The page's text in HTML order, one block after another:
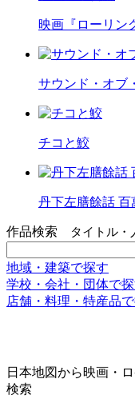
映画『ローリン
サウンド・オブ
チコと鮫
丹下左膳餘話 百
作品検索 タイトル・
地域・建築で探す
学校・会社・団体で
店舗・料理・特産品
日本地図から映画・
検索